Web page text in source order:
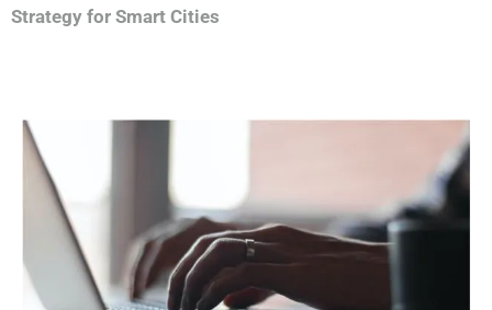
CITIES
Strategy for Smart Cities